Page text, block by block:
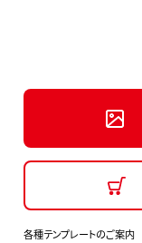
各種テンプレートのご案内